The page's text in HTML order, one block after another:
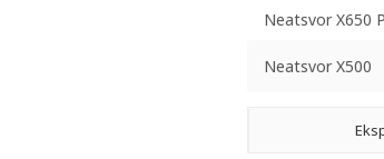
Neatsvor X650
Neatsvor X500